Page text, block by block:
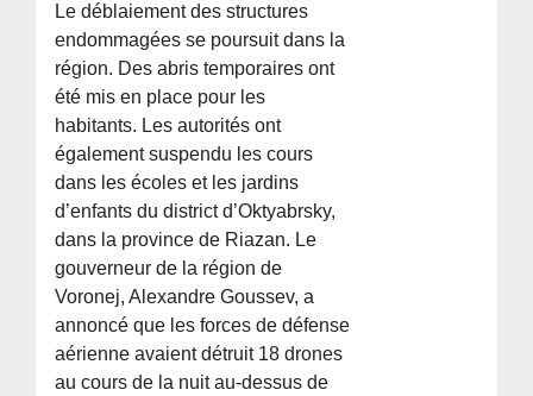
Le déblaiement des structures
endommagées se poursuit dans la
région. Des abris temporaires ont
été mis en place pour les
habitants. Les autorités ont
également suspendu les cours
dans les écoles et les jardins
d’enfants du district d’Oktyabrsky,
dans la province de Riazan. Le
gouverneur de la région de
Voronej, Alexandre Goussev, a
annoncé que les forces de défense
aérienne avaient détruit 18 drones
au cours de la nuit au-dessus de